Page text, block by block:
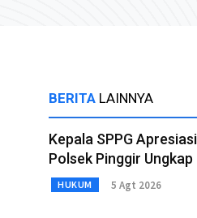
BERITA LAINNYA
Kepala SPPG
Polsek Pinggir
HUKUM 5 Agt 2026